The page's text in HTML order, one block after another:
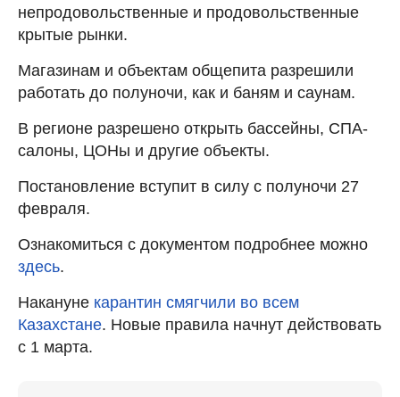
непродовольственные и продовольственные
крытые рынки.
Магазинам и объектам общепита разрешили
работать до полуночи, как и баням и саунам.
В регионе разрешено открыть бассейны, СПА-
салоны, ЦОНы и другие объекты.
Постановление вступит в силу с полуночи 27
февраля.
Ознакомиться с документом подробнее можно
здесь.
Накануне карантин смягчили во всем
Казахстане. Новые правила начнут действовать
с 1 марта.